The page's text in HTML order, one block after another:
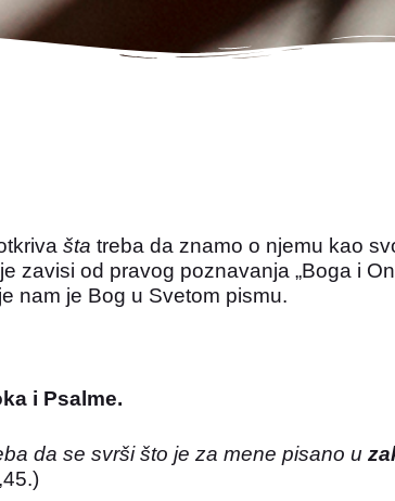
šta treba da znamo o njemu kao
zavisi od pravog poznavanja „Boga i
nam je Bog u Svetom pismu.
i Psalme.
da se svrši što je za mene pisano u